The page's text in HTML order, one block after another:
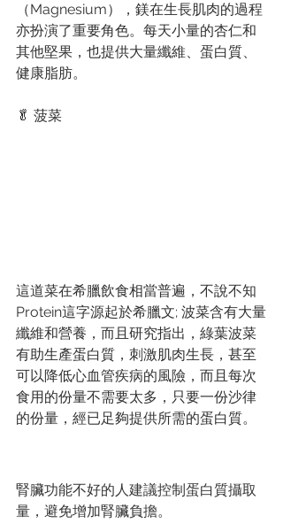
（Magnesium），鎂在生長肌肉的過程
亦扮演了重要角色。每天小量的杏仁和
其他堅果，也提供大量纖維、蛋白質、
健康脂肪。
🥬 菠菜
這道菜在希臘飲食相當普遍，不說不知
Protein這字源起於希臘文; 波菜含有大量
纖維和營養，而且研究指出，綠葉波菜
有助生產蛋白質，刺激肌肉生長，甚至
可以降低心血管疾病的風險，而且每次
食用的份量不需要太多，只要一份沙律
的份量，經已足夠提供所需的蛋白質。
腎臟功能不好的人建議控制蛋白質攝取
量，避免增加腎臟負擔。